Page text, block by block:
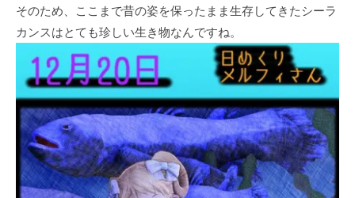
そのため、ここまで昔の姿を保ったまま生存してきたシーラ
カンスはとても珍しい生き物なんですね。